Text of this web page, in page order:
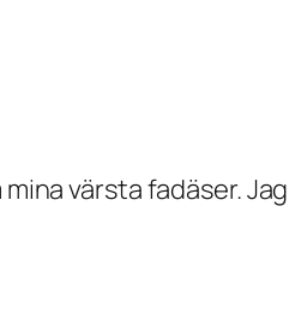
värsta fadäser.